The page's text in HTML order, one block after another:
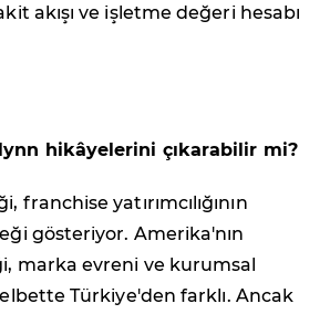
akışı ve işletme değeri hesabı
hikâyelerini çıkarabilir mi?
franchise yatırımcılığının
gösteriyor. Amerika'nın
marka evreni ve kurumsal
elbette Türkiye'den farklı. Ancak